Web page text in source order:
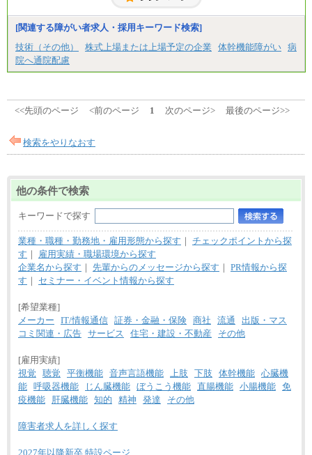
[関連する障がい者求人・採用キーワード検索]
技術（その他）
株式上場または上場予定の企業 体幹機能障がい 病
院へ通院配慮
<<先頭のページ <前のページ 1 次のページ> 最後のページ>>
検索をやりなおす
他の条件で検索
キーワードで探す
業種・職種・勤務地・雇用形態から探す ｜ チェックポイントから探
す ｜
雇用実績・職場環境から探す
企業名から探す ｜ 先輩からのメッセージから探す ｜ PR情報から探
す ｜ セミナー・イベント情報から探す
[希望業種]
メーカー
IT/情報通信 証券・金融・保険 商社 流通
出版・マス
コミ関連・広告 サービス 住宅・建設・不動産 その他
[雇用実績]
視覚
聴覚 平衡機能 音声言語機能 上肢 下肢 体幹機能 心臓機
能 呼吸器機能 じん臓機能 ぼうこう機能 直腸機能 小腸機能 免
疫機能
肝臓機能 知的 精神 発達 その他
障害者求人を詳しく探す
2027年以降新卒 特設ページ